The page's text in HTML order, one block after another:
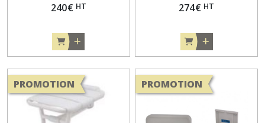
240€ HT 274€ HT
PROMOTION PROMOTION